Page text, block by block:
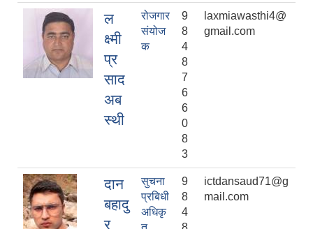
ल
क्ष्मी
प्र
साद
अब
स्थी
रोजगार
संयोज
क
9
8
4
8
7
6
6
0
8
3
laxmiawasthi4@
gmail.com
दान
बहादु
र
सुचना
प्रबिधी
अधिकृ
9
8
4
ictdansaud71@g
mail.com